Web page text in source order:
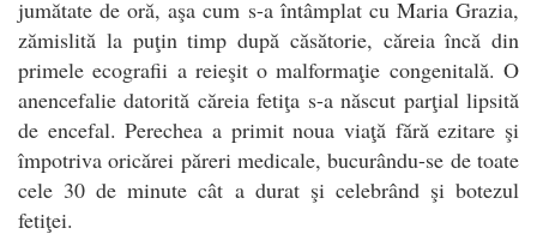
jumătate de oră, aşa cum s-a întâmplat cu Maria Grazia,
zămislită la puţin timp după căsătorie, căreia încă din
primele ecografii a reieşit o malformaţie congenitală. O
anencefalie datorită căreia fetiţa s-a născut parţial lipsită
de encefal. Perechea a primit noua viaţă fără ezitare şi
împotriva oricărei păreri medicale, bucurându-se de toate
cele 30 de minute cât a durat şi celebrând şi botezul
fetiţei.